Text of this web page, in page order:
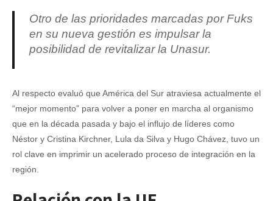
Otro de las prioridades marcadas por Fuks
en su nueva gestión es impulsar la
posibilidad de revitalizar la Unasur.
Al respecto evaluó que América del Sur atraviesa actualmente el
“mejor momento” para volver a poner en marcha al organismo
que en la década pasada y bajo el influjo de líderes como
Néstor y Cristina Kirchner, Lula da Silva y Hugo Chávez, tuvo un
rol clave en imprimir un acelerado proceso de integración en la
región.